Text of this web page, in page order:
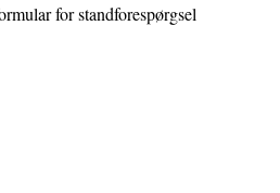
for standforespørgsel